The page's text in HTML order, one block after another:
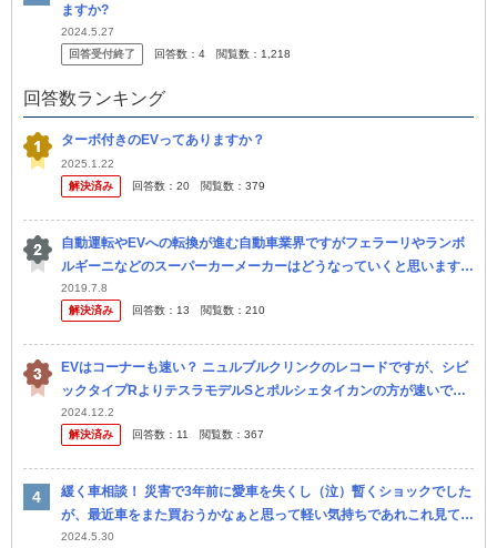
ますか?
2024.5.27
回答受付終了
回答数： 4 閲覧数： 1,218
回答数ランキング
ターボ付きのEVってありますか？
2025.1.22
解決済み
回答数： 20 閲覧数： 379
自動運転やEVへの転換が進む自動車業界ですがフェラーリやランボ
ルギーニなどのスーパーカーメーカーはどうなっていくと思います
か？
2019.7.8
解決済み
回答数： 13 閲覧数： 210
EVはコーナーも速い？ ニュルブルクリンクのレコードですが、シビ
ックタイプRよりテスラモデルSとポルシェタイカンの方が速いで
す。 NIO・EP9も911 GT3RSやウラカンより速いです。 直線...
2024.12.2
解決済み
回答数： 11 閲覧数： 367
緩く車相談！ 災害で3年前に愛車を失くし（泣）暫くショックでした
が、最近車をまた買おうかなぁと思って軽い気持ちであれこれ見てい
ます 色々な車を見ていると、それはそれでいいな、と思うものがあ
2024.5.30